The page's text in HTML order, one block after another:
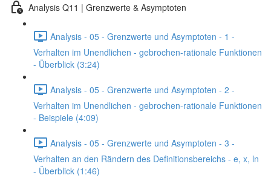
Analysis Q11 | Grenzwerte & Asymptoten
Analysis - 05 - Grenzwerte und Asymptoten - 1 -
Verhalten im Unendlichen - gebrochen-rationale Funktionen
- Überblick (3:24)
Analysis - 05 - Grenzwerte und Asymptoten - 2 -
Verhalten im Unendlichen - gebrochen-rationale Funktionen
- Beispiele (4:09)
Analysis - 05 - Grenzwerte und Asymptoten - 3 -
Verhalten an den Rändern des Definitionsbereichs - e, x, ln
- Überblick (1:46)